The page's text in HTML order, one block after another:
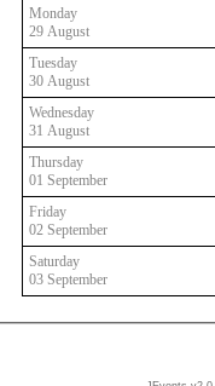
Monday
29 August
Tuesday
30 August
Wednesday
31 August
Thursday
01 September
Friday
02 September
Saturday
03 September